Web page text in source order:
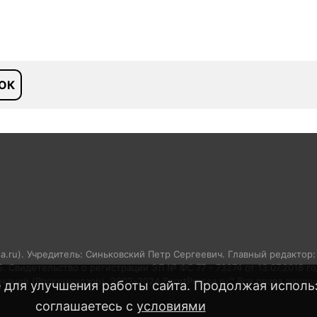
улучшения работы сайта. Продолжая
соглашаетесь с условиями
Учредитель: Синьковский Петр Сергеевич. Главный
о регистрации ЭЛ № ФС 77 - 73274 от 13.07.2018
(Роскомнадзор). 2002-2024 SportPressa.ru™ Все права